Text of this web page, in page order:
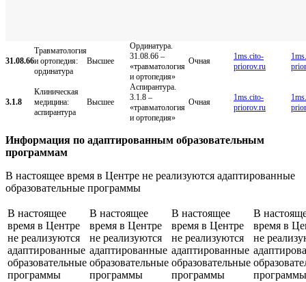
31.08.66
Травматология
и ортопедия:
ординатура
Высшее
Ординатура.
31.08.66 –
«травматология
и ортопедия»
Очная
1ms.cito-
priorov.ru
3.1.8
Клиническая
медицина:
аспирантура
Высшее
Аспирантура.
3.1.8 –
«травматология
и ортопедия»
Очная
1ms.cito-
priorov.ru
Информация по адаптированным образовательным
программам
В настоящее время в Центре не реализуются адаптированные
образовательные программы
В настоящее
время в Центре
не реализуются
адаптированные
образовательные
программы
В настоящее
время в Центре
не реализуются
адаптированные
образовательные
программы
В настоящее
время в Центре
не реализуются
адаптированные
образовательные
программы
В
время в
не
программы